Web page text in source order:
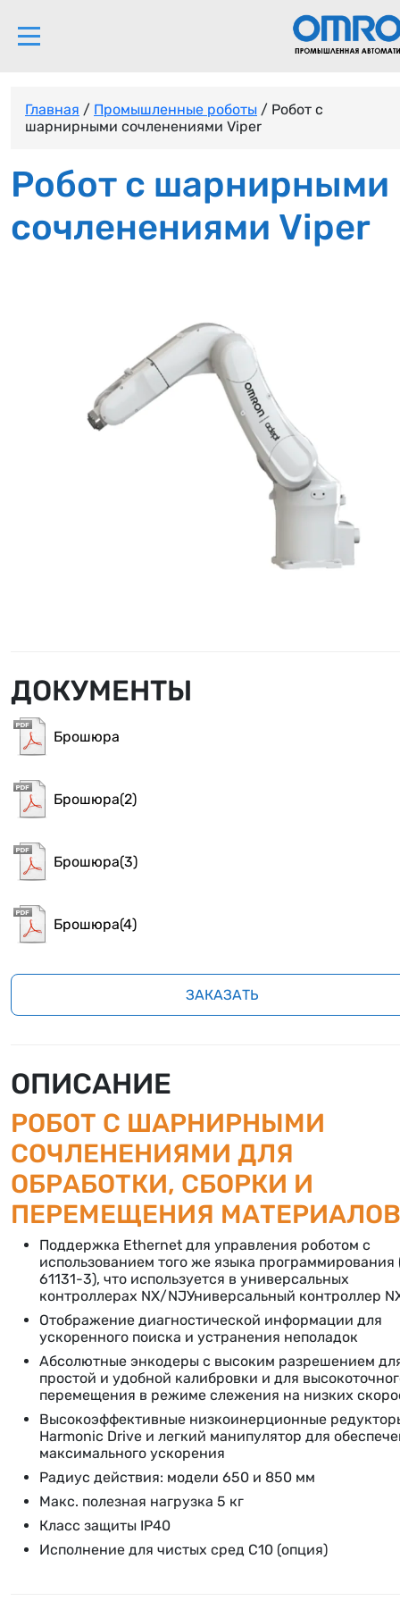
Главная / Промышленные роботы / Робот с
шарнирными сочленениями Viper
Робот с шарнирными
сочленениями Viper
ДОКУМЕНТЫ
Брошюра
Брошюра(2)
Брошюра(3)
Брошюра(4)
ЗАКАЗАТЬ
ОПИСАНИЕ
РОБОТ С ШАРНИРНЫМИ
СОЧЛЕНЕНИЯМИ ДЛЯ
ОБРАБОТКИ, СБОРКИ И
ПЕРЕМЕЩЕНИЯ МАТЕРИАЛОВ
Поддержка Ethernet для управления роботом с
использованием того же языка программирования
61131-3), что используется в универсальных
контроллерах NX/NJУниверсальный контроллер
Отображение диагностической информации для
ускоренного поиска и устранения неполадок
Абсолютные энкодеры с высоким разрешением
простой и удобной калибровки и для
перемещения в режиме слежения на низких
Высокоэффективные низкоинерционные
Harmonic Drive и легкий манипулятор для
максимального ускорения
Радиус действия: модели 650 и 850 мм
Макс. полезная нагрузка 5 кг
Класс защиты IP40
Исполнение для чистых сред C10 (опция)